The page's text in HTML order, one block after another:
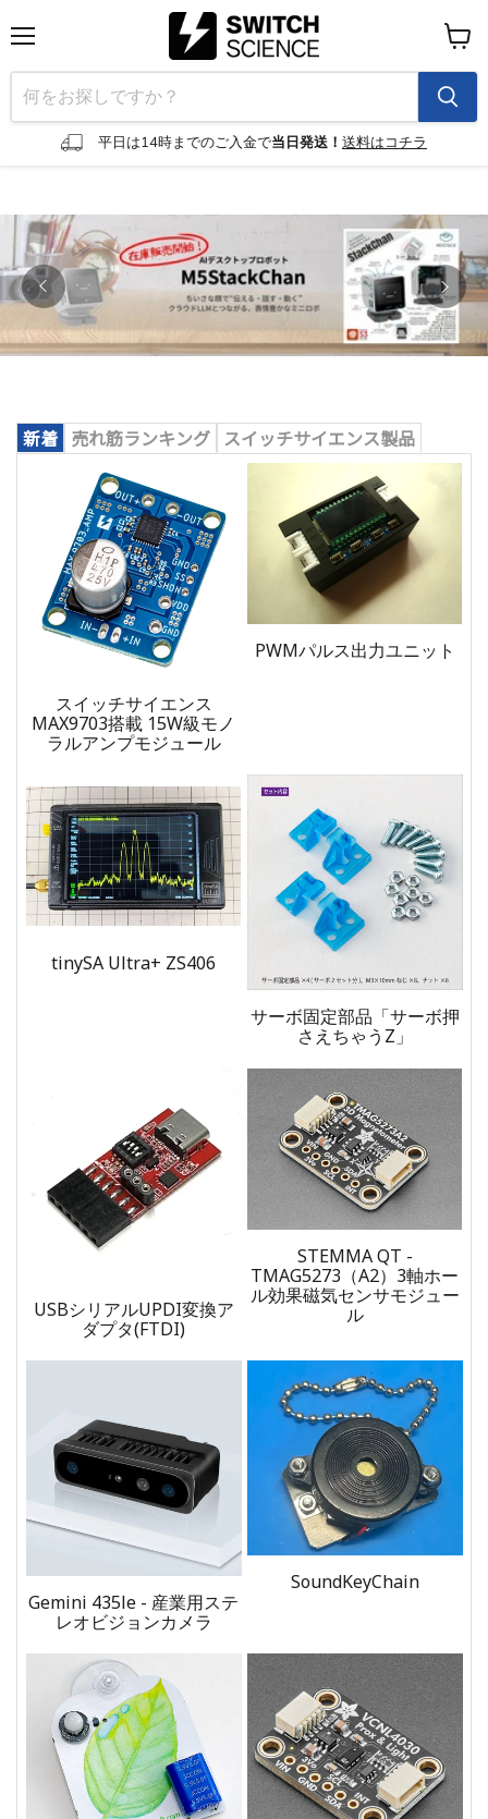
ニ
ュ
ー
平日は14時までのご入金で当日発送！ 送料はコチラ
カ
ー
ト
を
見
新着 売れ筋ランキング スイッチサイエンス製品
スイッチサイエンス
MAX9703搭載 15W級モノ
ラルアンプモジュール
PWMパルス出力ユニット
tinySA Ultra+ ZS406
サーボ固定部品「サーボ押
さえちゃうZ」
USBシリアルUPDI変換ア
ダプタ(FTDI)
STEMMA QT -
TMAG5273（A2）3軸ホー
ル効果磁気センサモジュー
ル
Gemini 435le - 産業用ステ
レオビジョンカメラ
SoundKeyChain